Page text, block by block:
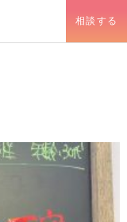
相談する